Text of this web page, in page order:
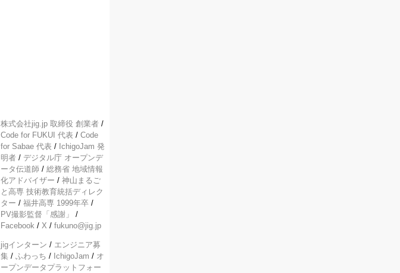
株式会社jig.jp 取締役 創業者 /
Code for FUKUI 代表 / Code
for Sabae 代表 / IchigoJam 発
明者 / デジタル庁 オープンデ
ータ伝道師 / 総務省 地域情報
化アドバイザー / 神山まるご
と高専 技術教育統括ディレク
ター / 福井高専 1999年卒 /
PV撮影監督「感謝」
/
Facebook / X / fukuno@jig.jp
jigインターン / エンジニア募
集 / ふわっち / IchigoJam / オ
ープンデータプラットフォー